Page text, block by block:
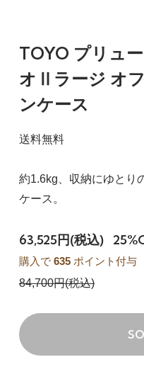
TOYO プリュ
オⅡラージ オ
ンケース
送料無料
約1.6kg、収納にゆとり
ケース。
63,525円(税込)
購入で 635ポイント付与
84,700円(税込)